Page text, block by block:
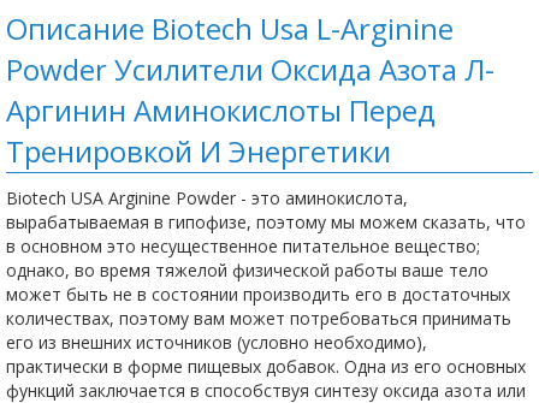
Описание Biotech Usa L-Arginine
Powder Усилители Оксида Азота Л-
Аргинин Аминокислоты Пeред
Тренировкой И Энергетики
Biotech USA Arginine Powder - это аминокислота,
вырабатываемая в гипофизе, поэтому мы можем сказать, что
в основном это несущественное питательное вещество;
однако, во время тяжелой физической работы ваше тело
может быть не в состоянии производить его в достаточных
количествах, поэтому вам может потребоваться принимать
его из внешних источников (условно необходимо),
практически в форме пищевых добавок. Одна из его основных
функций заключается в способствуя синтезу оксида азота или